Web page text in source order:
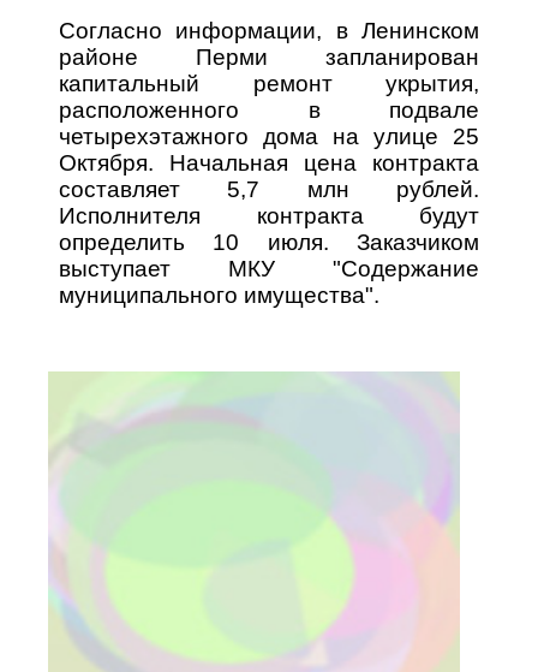
Согласно информации, в Ленинском
районе Перми запланирован
капитальный ремонт укрытия,
расположенного в подвале
четырехэтажного дома на улице 25
Октября. Начальная цена контракта
составляет 5,7 млн рублей.
Исполнителя контракта будут
определить 10 июля. Заказчиком
выступает МКУ "Содержание
муниципального имущества".